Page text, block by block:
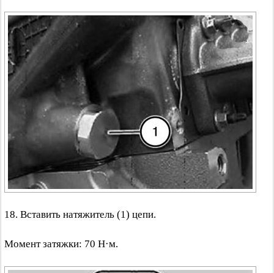
18. Вставить натяжитель (1) цепи.
Момент затяжки: 70 Н·м.